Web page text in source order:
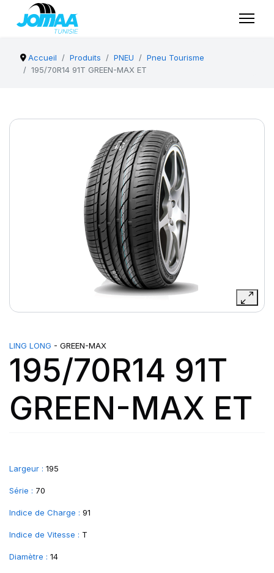
Accueil Produits PNEU
Pneu Tourisme
195/70R14 91T GREEN-MAX ET
LING LONG - GREEN-MAX
195/70R14 91T
GREEN-MAX ET
Largeur : 195
Série : 70
Indice de Charge : 91
Indice de Vitesse : T
Diamètre : 14